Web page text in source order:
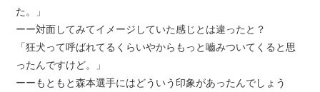
た。」
ーー対面してみてイメージしていた感じとは違ったと？
「狂犬って呼ばれてるくらいやからもっと嚙みついてくると思
ったんですけど。」
ーーもともと森本選手にはどういう印象があったんでしょう